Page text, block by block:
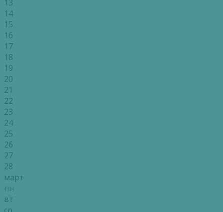
13
14
15
16
17
18
19
20
21
22
23
24
25
26
27
28
март
пн
вт
ср